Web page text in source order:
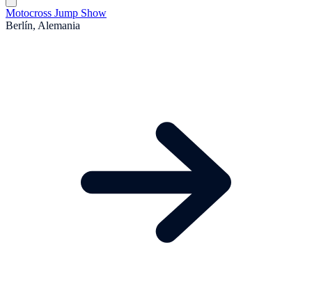
Motocross Jump Show
Berlín, Alemania